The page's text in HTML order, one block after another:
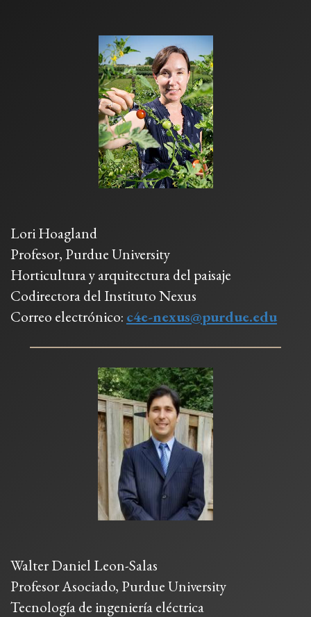
Lori Hoagland
Profesor, Purdue University
Horticultura y arquitectura del paisaje
Codirectora del Instituto Nexus
Correo electrónico: c4e-nexus@purdue.edu
Walter Daniel Leon-Salas
Profesor Asociado, Purdue University
Tecnología de ingeniería eléctrica